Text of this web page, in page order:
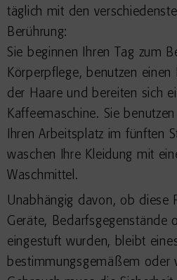
täglich mit den
Berührung:
Sie beginnen Ihren Tag zum
Körperpflege, benutzen einen
der Haare und bereiten sich
Kaffeemaschine. Sie
Ihren Arbeitsplatz im fünften
waschen Ihre Kleidung mit
Waschmittel.
Unabhängig davon, ob diese
Geräte, Bedarfsgegenstände
eingestuft wurden, bleibt
bestimmungsgemäßem oder